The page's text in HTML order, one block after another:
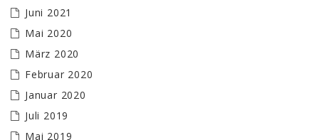
Juni 2021
Mai 2020
März 2020
Februar 2020
Januar 2020
Juli 2019
Mai 2019